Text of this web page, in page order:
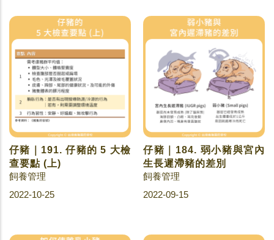
仔豬｜191. 仔豬的 5 大檢
查要點 (上)
飼養管理
2022-10-25
仔豬｜184. 弱小豬與宮內
生長遲滯豬的差別
飼養管理
2022-09-15